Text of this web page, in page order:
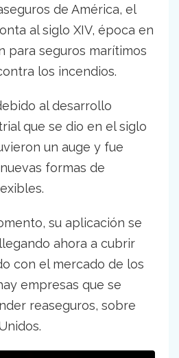
de América, el
al siglo XIV, época en
para seguros marítimos
los incendios.
al desarrollo
que se dio en el siglo
un auge y fue
formas de
su aplicación se
ahora a cubrir
con el mercado de los
empresas que se
reaseguros, sobre